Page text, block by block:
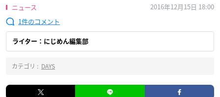
ニュース
2016年12月15日 18:00
1
ライター：にじめん編集部
カテゴリ : DAYS